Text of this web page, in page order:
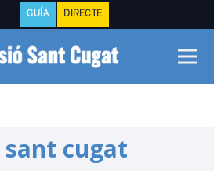
GUÍA DIRECTE
cugat